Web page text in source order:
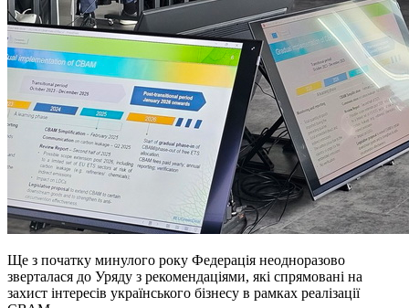
Ще з початку минулого року Федерація неодноразово
зверталася до Уряду з рекомендаціями, які спрямовані на
захист інтересів українського бізнесу в рамках реалізації